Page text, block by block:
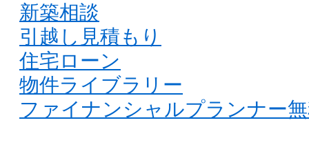
新築相談
引越し見積もり
住宅ローン
物件ライブラリー
ファイナンシャルプランナー